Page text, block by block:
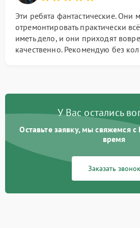
Эти ребята фантастические. Они
отремонтировать практически
иметь дело, и они приходят
качественно. Рекомендую без
У Вас остались
Оставьте заявку, мы свяжемся
время
Заказать звонок